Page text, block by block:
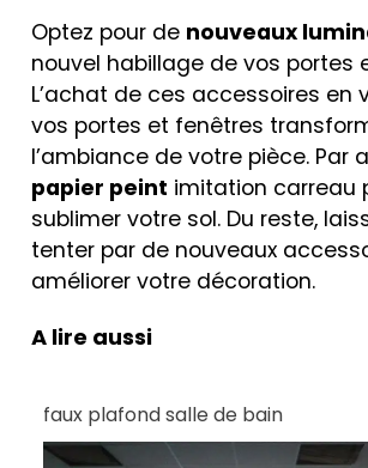
Optez pour de nouveaux
nouvel habillage de vos portes
L’achat de ces accessoires en
vos portes et fenêtres
l’ambiance de votre pièce. Par
papier peint imitation carreau
sublimer votre sol. Du reste,
tenter par de nouveaux
améliorer votre décoration.
A lire aussi
faux plafond salle de bain